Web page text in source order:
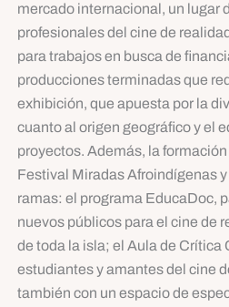
mercado internacional, un lugar
profesionales del cine de
para trabajos en busca de
producciones terminadas que
exhibición, que apuesta por la
cuanto al origen geográfico y el
proyectos. Además, la
Festival Miradas Afroindígenas
ramas: el programa EducaDoc,
nuevos públicos para el cine de
de toda la isla; el Aula de Crítica
estudiantes y amantes del cine
también con un espacio de